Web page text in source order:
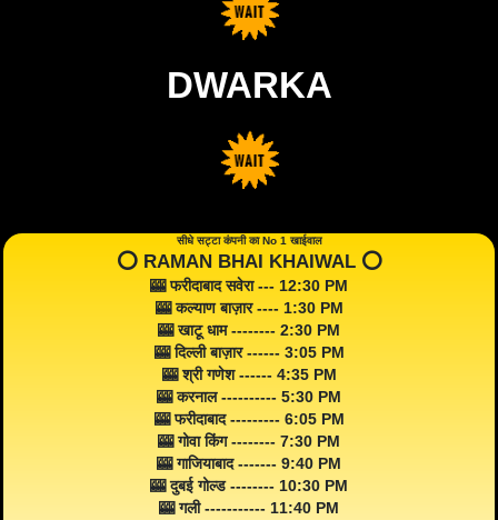
DWARKA
सीधे सट्टा कंपनी का No 1 खाईवाल
⭕️ RAMAN BHAI KHAIWAL ⭕️
🎰 फरीदाबाद सवेरा --- 12:30 PM
🎰 कल्याण बाज़ार ---- 1:30 PM
🎰 खाटू धाम -------- 2:30 PM
🎰 दिल्ली बाज़ार ------ 3:05 PM
🎰 श्री गणेश ------ 4:35 PM
🎰 करनाल ---------- 5:30 PM
🎰 फरीदाबाद --------- 6:05 PM
🎰 गोवा किंग -------- 7:30 PM
🎰 गाजियाबाद ------- 9:40 PM
🎰 दुबई गोल्ड -------- 10:30 PM
🎰 गली ----------- 11:40 PM